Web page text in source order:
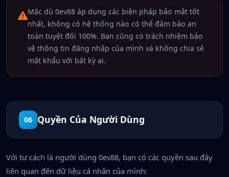
Mặc dù 0ev88 áp dụng các biện pháp bảo mật tốt
nhất, không có hệ thống nào có thể đảm bảo an
toàn tuyệt đối 100%. Bạn cũng có trách nhiệm bảo
vệ thông tin đăng nhập của mình và không chia sẻ
mật khẩu với bất kỳ ai.
06 Quyền Của Người Dùng
Với tư cách là người dùng 0ev88, bạn có các quyền sau đây
liên quan đến dữ liệu cá nhân của mình: